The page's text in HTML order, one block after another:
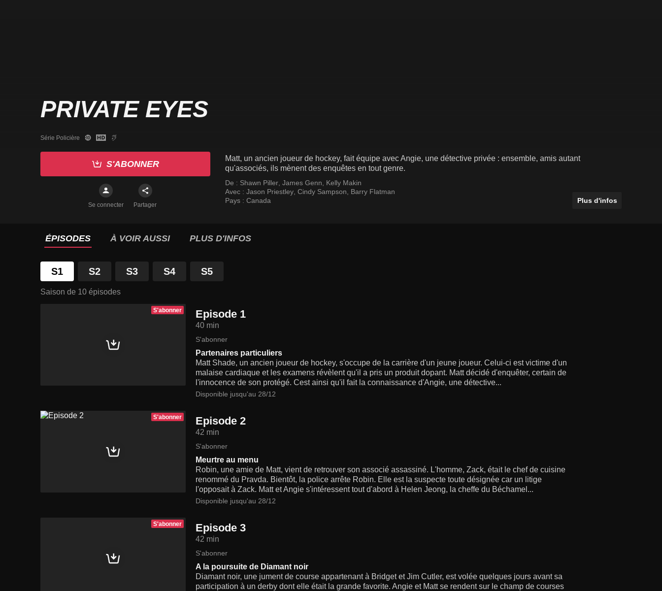
PRIVATE EYES
Série Policière
S'ABONNER
Se connecter Partager
Matt, un ancien joueur de hockey, fait équipe avec Angie, une détective privée : ensemble, amis autant
qu'associés, ils mènent des enquêtes en tout genre.
De : Shawn Piller James Genn
Kelly Makin
Avec : Jason Priestley Cindy Sampson
Barry Flatman
Pays : Canada Plus d'infos
ÉPISODES À VOIR AUSSI PLUS D'INFOS
S1 S2 S3 S4 S5
Saison de 10 épisodes
S'abonner Episode 1
40 min
S'abonner
Partenaires particuliers
Matt Shade, un ancien joueur de hockey, s'occupe de la carrière d'un jeune joueur. Celui-ci est victime d'un
malaise cardiaque et les examens révèlent qu'il a pris un produit dopant. Matt décidé d'enquêter, certain de
l'innocence de son protégé. Cest ainsi qu'il fait la connaissance d'Angie, une détective...
Disponible jusqu'au 28/12
S'abonner Episode 2
42 min
S'abonner
Meurtre au menu
Robin, une amie de Matt, vient de retrouver son associé assassiné. L'homme, Zack, était le chef de cuisine
renommé du Pravda. Bientôt, la police arrête Robin. Elle est la suspecte toute désignée car un litige
l'opposait à Zack. Matt et Angie s'intéressent tout d'abord à Helen Jeong, la cheffe du Béchamel...
Disponible jusqu'au 28/12
S'abonner Episode 3
42 min
S'abonner
A la poursuite de Diamant noir
Diamant noir, une jument de course appartenant à Bridget et Jim Cutler, est volée quelques jours avant sa
participation à un derby dont elle était la grande favorite. Angie et Matt se rendent sur le champ de courses